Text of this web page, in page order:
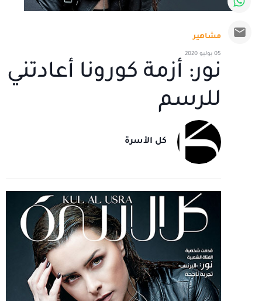
مشاهير
05 يوليو 2020
نور: أزمة كورونا أعادتني
للرسم
كل الأسرة